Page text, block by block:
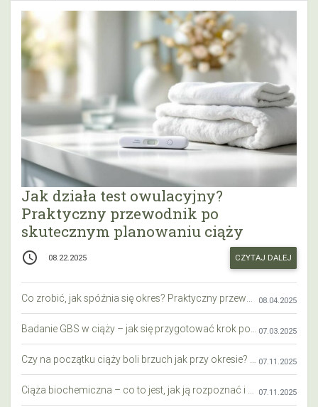
Jak działa test owulacyjny?
Praktyczny przewodnik po
skutecznym planowaniu ciąży
access_time 08.22.2025 CZYTAJ DALEJ
08.04.2025
07.03.2025
07.11.2025
07.11.2025